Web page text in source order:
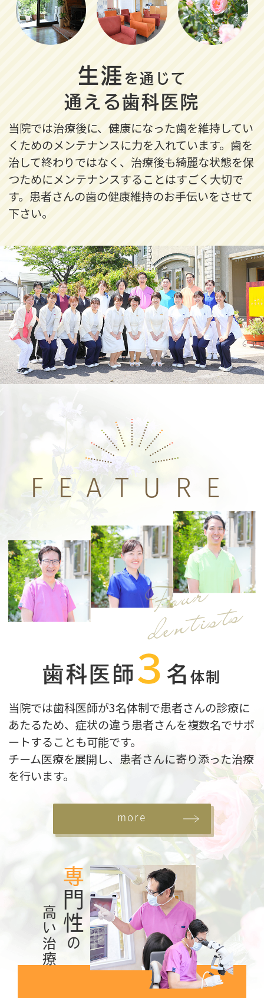
生涯 を通じて
通える歯科医院
当院では治療後に、健康になった歯を維持してい
くためのメンテナンスに力を入れています。歯を
治して終わりではなく、治療後も綺麗な状態を保
つためにメンテナンスすることはすごく大切で
す。 患者さんの歯の健康維持のお手伝いをさせて
下さい。
FEATURE
Four
dentists
歯科医師 3 名体制
当院では歯科医師が3名体制で患者さんの診療に
あたるため、症状の違う患者さんを複数名でサポ
ートすることも可能です。
チーム医療を展開し、患者さんに寄り添った治療
を行います。
more
専
門性
の
高い治療